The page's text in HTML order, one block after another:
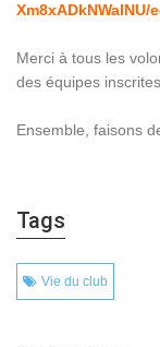
Merci à tous les
des équipes inscrites
Ensemble, faisons
Tags
Vie du club